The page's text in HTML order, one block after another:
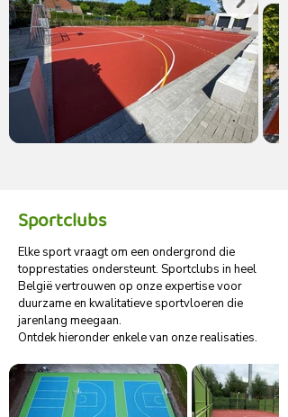
Sportclubs
Elke sport vraagt om een ondergrond die
topprestaties ondersteunt. Sportclubs in heel
België vertrouwen op onze expertise voor
duurzame en kwalitatieve sportvloeren die
jarenlang meegaan.
Ontdek hieronder enkele van onze realisaties.